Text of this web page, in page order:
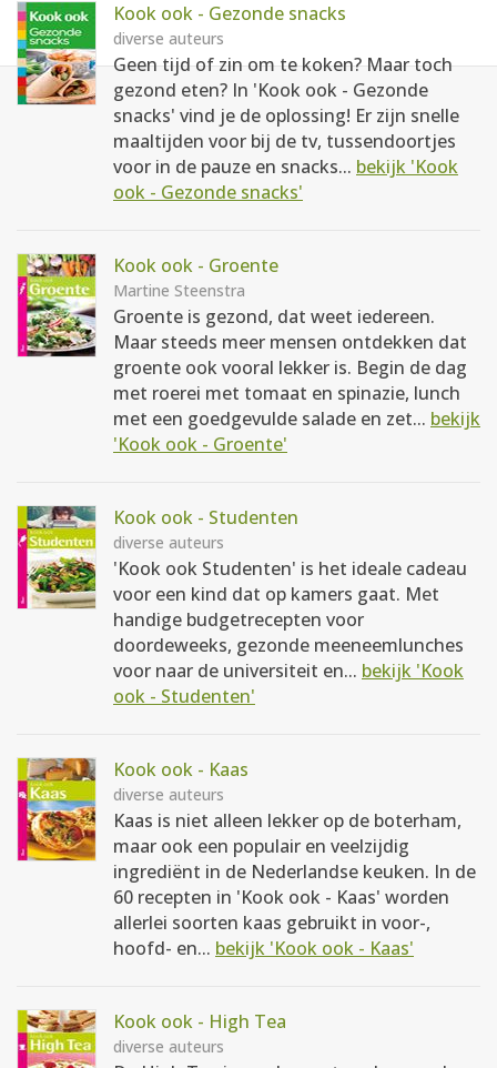
Kook ook - Gezonde snacks
diverse auteurs
Geen tijd of zin om te koken? Maar toch
gezond eten? In 'Kook ook - Gezonde
snacks' vind je de oplossing! Er zijn snelle
maaltijden voor bij de tv, tussendoortjes
voor in de pauze en snacks... bekijk 'Kook
ook - Gezonde snacks'
Kook ook - Groente
Martine Steenstra
Groente is gezond, dat weet iedereen.
Maar steeds meer mensen ontdekken dat
groente ook vooral lekker is. Begin de dag
met roerei met tomaat en spinazie, lunch
met een goedgevulde salade en zet... bekijk
'Kook ook - Groente'
Kook ook - Studenten
diverse auteurs
'Kook ook Studenten' is het ideale cadeau
voor een kind dat op kamers gaat. Met
handige budgetrecepten voor
doordeweeks, gezonde meeneemlunches
voor naar de universiteit en... bekijk 'Kook
ook - Studenten'
Kook ook - Kaas
diverse auteurs
Kaas is niet alleen lekker op de boterham,
maar ook een populair en veelzijdig
ingrediënt in de Nederlandse keuken. In de
60 recepten in 'Kook ook - Kaas' worden
allerlei soorten kaas gebruikt in voor-,
hoofd- en... bekijk 'Kook ook - Kaas'
Kook ook - High Tea
diverse auteurs